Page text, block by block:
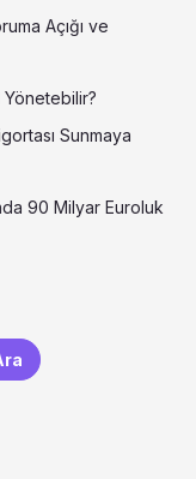
Açığı ve
Sunmaya
90 Milyar Euroluk